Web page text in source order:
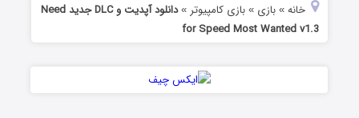
خانه »بازی »بازی کامپیوتر »
دانلود آپدیت و DLC جدید Need
for Speed Most Wanted v1.3